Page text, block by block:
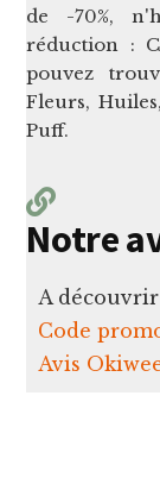
de -70%,
réduction :
pouvez
Fleurs,
Puff.
Notre
A
Code
Avis